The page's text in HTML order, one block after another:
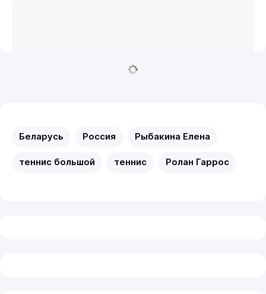
Беларусь Россия Рыбакина Елена
теннис большой теннис Ролан Гаррос